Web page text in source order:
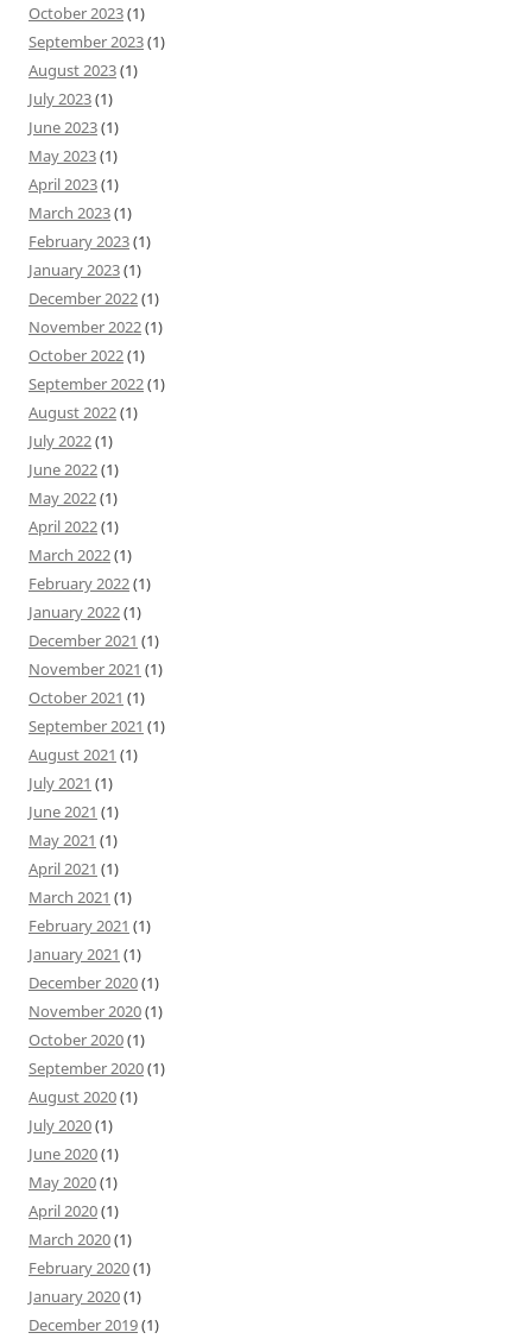
October 2023(1)
September 2023(1)
August 2023(1)
July 2023(1)
June 2023(1)
May 2023(1)
April 2023(1)
March 2023(1)
February 2023(1)
January 2023(1)
December 2022(1)
November 2022(1)
October 2022(1)
September 2022(1)
August 2022(1)
July 2022(1)
June 2022(1)
May 2022(1)
April 2022(1)
March 2022(1)
February 2022(1)
January 2022(1)
December 2021 (1)
November 2021 (1)
October 2021 (1)
September 2021 (1)
August 2021 (1)
July 2021 (1)
June 2021 (1)
May 2021 (1)
April 2021 (1)
March 2021 (1)
February 2021 (1)
January 2021 (1)
December 2020(1)
November 2020(1)
October 2020(1)
September 2020(1)
August 2020(1)
July 2020(1)
June 2020(1)
May 2020(1)
April 2020(1)
March 2020(1)
February 2020(1)
January 2020(1)
December 2019(1)